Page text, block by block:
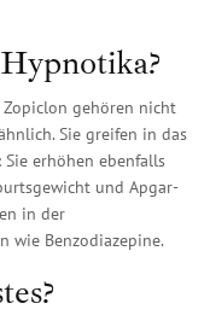
gehören nicht
Sie greifen in das
erhöhen ebenfalls
und Apgar-
in der
wie Benzodiazepine.